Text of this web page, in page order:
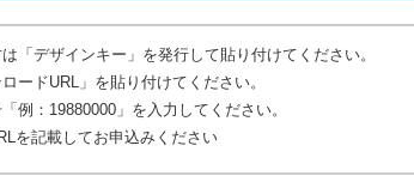
「デザインキー」を発行して貼り付けてください。
ードURL」を貼り付けてください。
例：19880000」を入力してください。
を記載してお申込みください